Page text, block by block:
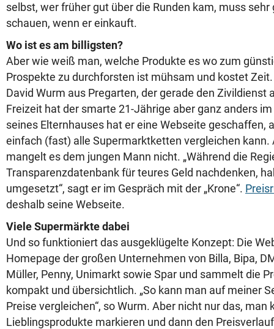
selbst, wer früher gut über die Runden kam, muss sehr
schauen, wenn er einkauft.
Wo ist es am billigsten?
Aber wie weiß man, welche Produkte es wo zum
Prospekte zu durchforsten ist mühsam und kostet
David Wurm aus Pregarten, der gerade den Zivildienst
Freizeit hat der smarte 21-Jährige aber ganz anders
seines Elternhauses hat er eine Webseite geschaffen,
einfach (fast) alle Supermarktketten vergleichen kann.
mangelt es dem jungen Mann nicht. „Während die
Transparenzdatenbank für teures Geld nachdenken,
umgesetzt“, sagt er im Gespräch mit der „Krone“.
deshalb seine Webseite.
Viele Supermärkte dabei
Und so funktioniert das ausgeklügelte Konzept: Die
Homepage der großen Unternehmen von Billa, Bipa,
Müller, Penny, Unimarkt sowie Spar und sammelt die
kompakt und übersichtlich. „So kann man auf meiner
Preise vergleichen“, so Wurm. Aber nicht nur das, man
Lieblingsprodukte markieren und dann den